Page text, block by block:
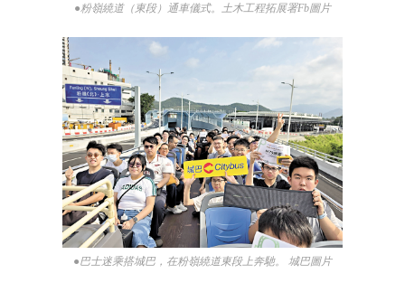
●粉嶺繞道（東段）通車儀式。土木工程拓展署Fb圖片
●巴士迷乘搭城巴，在粉嶺繞道東段上奔馳。 城巴圖片